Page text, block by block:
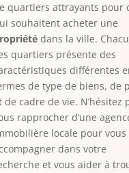
quartiers attrayants pour
souhaitent acheter une
dans la ville.
quartiers présente des
différentes
de type de biens, de
de cadre de vie. N’hésitez
rapprocher d’une
locale pour vous
dans votre
et vous aider à